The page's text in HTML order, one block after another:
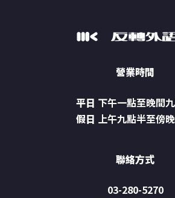
營業時間
平日 下午一點至晚間
假日 上午九點半至傍
聯絡方式
03-280-5270